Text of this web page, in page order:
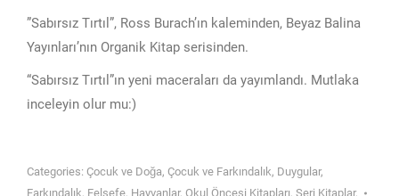
”Sabırsız Tırtıl”, Ross Burach’ın kaleminden, Beyaz Balina
Yayınları’nın Organik Kitap serisinden.
“Sabırsız Tırtıl”ın yeni maceraları da yayımlandı. Mutlaka
inceleyin olur mu:)
Categories: Çocuk ve Doğa, Çocuk ve Farkındalık, Duygular,
Farkındalık, Felsefe, Hayvanlar, Okul Öncesi Kitapları, Seri Kitaplar,